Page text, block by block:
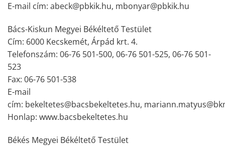
E-mail cím: abeck@pbkik.hu, mbonyar@pbkik.hu
Bács-Kiskun Megyei Békéltető Testület
Cím: 6000 Kecskemét, Árpád krt. 4.
Telefonszám: 06-76 501-500, 06-76 501-525, 06-76 501-
523
Fax: 06-76 501-538
E-mail
cím: bekeltetes@bacsbekeltetes.hu,
Honlap: www.bacsbekeltetes.hu
Békés Megyei Békéltető Testület